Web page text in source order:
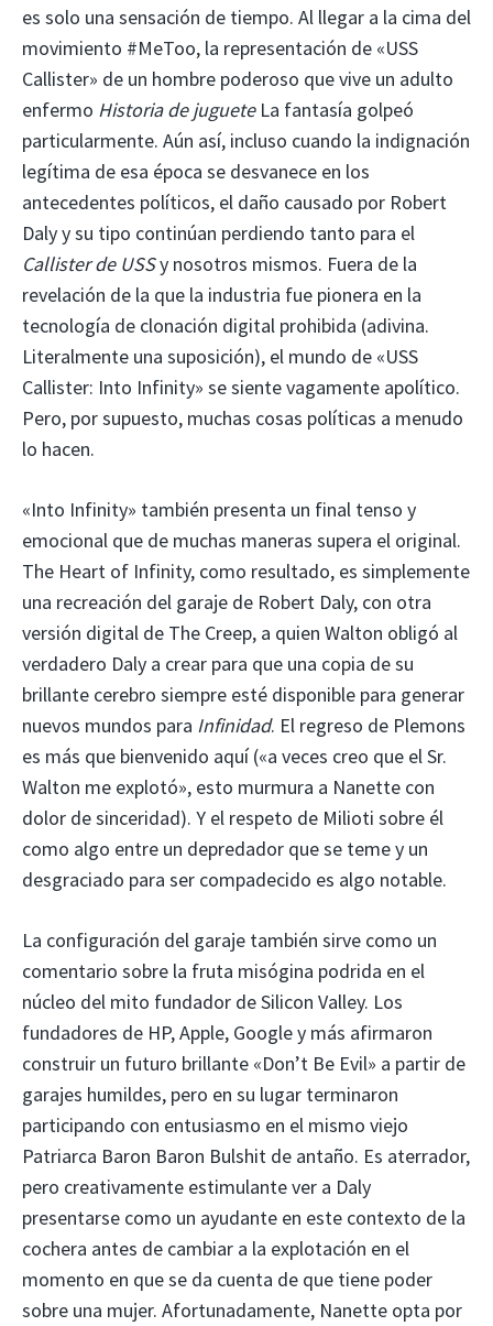
es solo una sensación de tiempo. Al llegar a la cima del
movimiento #MeToo, la representación de «USS
Callister» de un hombre poderoso que vive un adulto
enfermo Historia de jugueteLa fantasía golpeó
particularmente. Aún así, incluso cuando la indignación
legítima de esa época se desvanece en los
antecedentes políticos, el daño causado por Robert
Daly y su tipo continúan perdiendo tanto para el
Callister de USSy nosotros mismos. Fuera de la
revelación de la que la industria fue pionera en la
tecnología de clonación digital prohibida (adivina.
Literalmente una suposición), el mundo de «USS
Callister: Into Infinity» se siente vagamente apolítico.
Pero, por supuesto, muchas cosas políticas a menudo
lo hacen.
«Into Infinity» también presenta un final tenso y
emocional que de muchas maneras supera el original.
The Heart of Infinity, como resultado, es simplemente
una recreación del garaje de Robert Daly, con otra
versión digital de The Creep, a quien Walton obligó al
verdadero Daly a crear para que una copia de su
brillante cerebro siempre esté disponible para generar
nuevos mundos para Infinidad. El regreso de Plemons
es más que bienvenido aquí («a veces creo que el Sr.
Walton me explotó», esto murmura a Nanette con
dolor de sinceridad). Y el respeto de Milioti sobre él
como algo entre un depredador que se teme y un
desgraciado para ser compadecido es algo notable.
La configuración del garaje también sirve como un
comentario sobre la fruta misógina podrida en el
núcleo del mito fundador de Silicon Valley. Los
fundadores de HP, Apple, Google y más afirmaron
construir un futuro brillante «Don’t Be Evil» a partir de
garajes humildes, pero en su lugar terminaron
participando con entusiasmo en el mismo viejo
Patriarca Baron Baron Bulshit de antaño. Es aterrador,
pero creativamente estimulante ver a Daly
presentarse como un ayudante en este contexto de la
cochera antes de cambiar a la explotación en el
momento en que se da cuenta de que tiene poder
sobre una mujer. Afortunadamente, Nanette opta por